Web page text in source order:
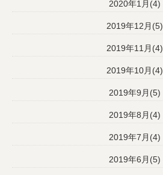
2020年1月(4)
2019年12月(5)
2019年11月(4)
2019年10月(4)
2019年9月(5)
2019年8月(4)
2019年7月(4)
2019年6月(5)